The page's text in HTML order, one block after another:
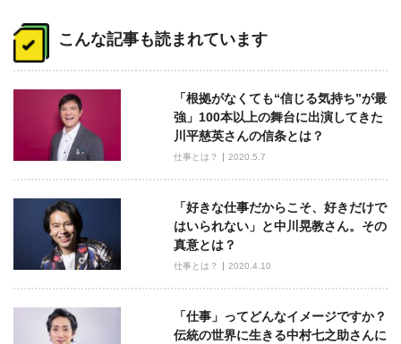
稿
ナ
ョ
ン
こんな記事も読まれています
「根拠がなくても“信じる気持ち”が最
強」100本以上の舞台に出演してきた
川平慈英さんの信条とは？
仕事とは？ 2020.5.7
「好きな仕事だからこそ、好きだけで
はいられない」と中川晃教さん。その
真意とは？
仕事とは？ 2020.4.10
「仕事」ってどんなイメージですか？
伝統の世界に生きる中村七之助さんに